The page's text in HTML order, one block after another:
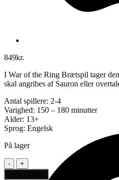
849kr.
I War of the Ring Brætspil tager
skal angribes af Sauron eller
Antal spillere: 2-4
Varighed: 150 – 180 minutter
Alder: 13+
Sprog: Engelsk
På lager
War
of